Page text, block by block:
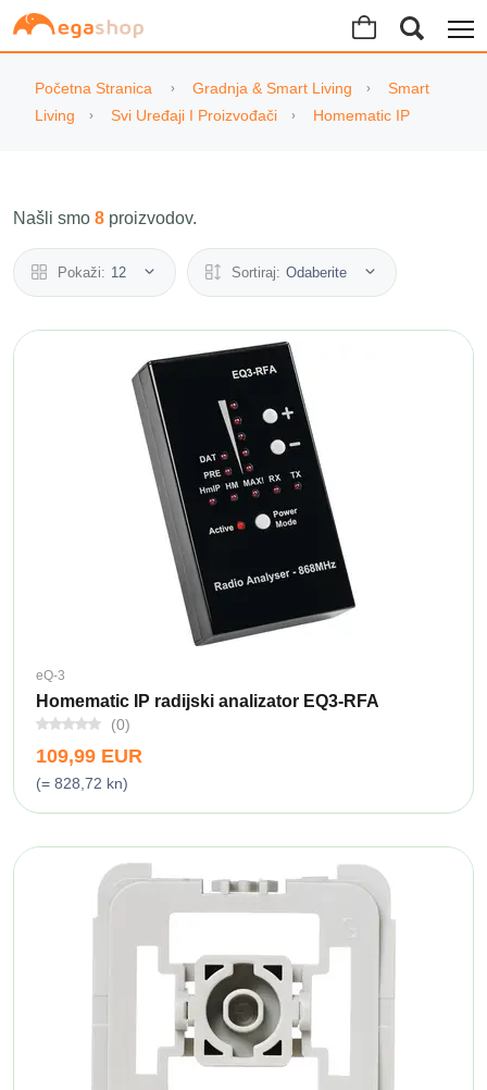
Početna Stranica Gradnja & Smart Living
Smart
Living
Svi Uređaji I Proizvođači Homematic IP
Našli smo 8 proizvodov.
Pokaži: 12 Sortiraj: Odaberite
eQ-3
Homematic IP radijski analizator EQ3-RFA
(0)
109,99 EUR
(= 828,72 kn)